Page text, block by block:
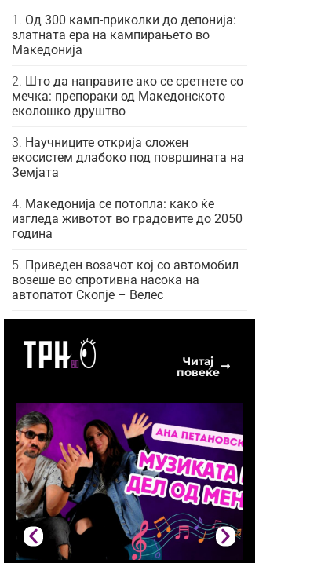
Од 300 камп-приколки до депонија:
златната ера на кампирањето во
Македонија
Што да направите ако се сретнете со
мечка: препораки од Македонското
еколошко друштво
Научниците открија сложен
екосистем длабоко под површината на
Земјата
Македонија се потопла: како ќе
изгледа животот во градовите до 2050
година
Приведен возачот кој со автомобил
возеше во спротивна насока на
автопатот Скопје – Велес
Читај
повеќе